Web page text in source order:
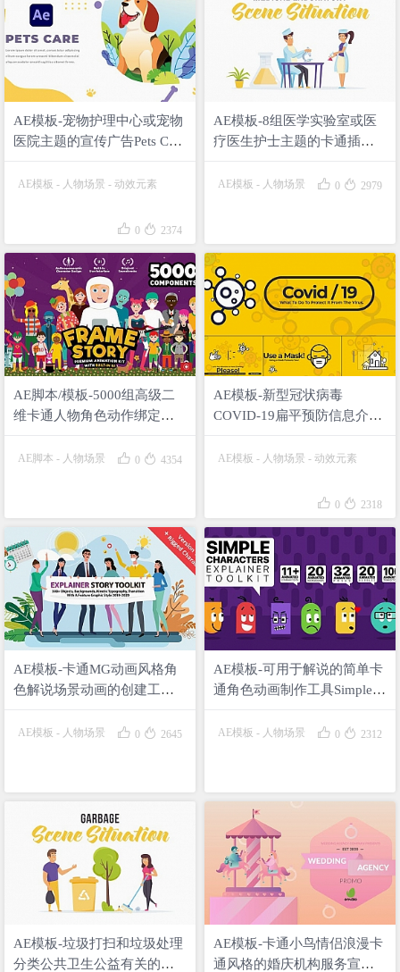
AE模板-宠物护理中心或宠物
医院主题的宣传广告Pets Care
AE模板 - 人物场景 - 动效元素
 0  2374
AE模板-8组医学实验室或医
疗医生护士主题的卡通插画
Scene Situation
AE模板 - 人物场景  0  2979
AE脚本/模板-5000组高级二
维卡通人物角色动作绑定服
FrameStory
AE脚本 - 人物场景  0  4354
AE模板-新型冠状病毒
COVID-19扁平预防信息介绍
AE模板 - 人物场景 - 动效元素
 0  2318
AE模板-卡通MG动画风格角
色解说场景动画的创建工具
Toolkit
AE模板 - 人物场景  0  2645
AE模板-可用于解说的简单卡
通角色动画制作工具Simple
AE模板 - 人物场景  0  2312
AE模板-垃圾打扫和垃圾处理
分类公共卫生公益有关的卡
AE模板-卡通小鸟情侣浪漫卡
通风格的婚庆机构服务宣传